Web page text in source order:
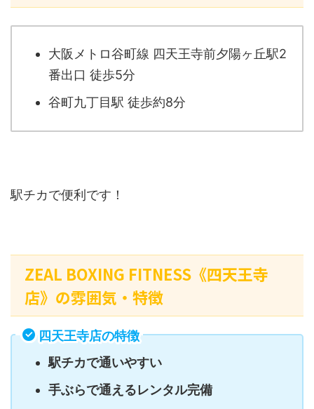
大阪メトロ谷町線 四天王寺前夕陽ヶ丘駅2
番出口 徒歩5分
谷町九丁目駅 徒歩約8分
駅チカで便利です！
ZEAL BOXING FITNESS《四天王寺
店》の雰囲気・特徴
四天王寺店の特徴
駅チカで通いやすい
手ぶらで通えるレンタル完備